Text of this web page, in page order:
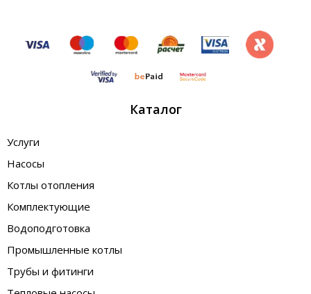
Каталог
Услуги
Насосы
Котлы отопления
Комплектующие
Водоподготовка
Промышленные котлы
Трубы и фитинги